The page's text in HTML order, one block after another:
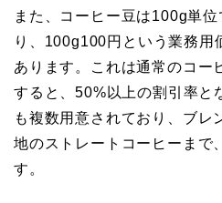
また、コーヒー豆は100g単
り、100g100円という業務用
あります。これは通常のコー
すると、50%以上の割引率と
も複数用意されており、ブレ
地のストレートコーヒーまで
す。